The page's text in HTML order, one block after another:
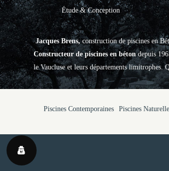
Étude & Conception
Jacques Brens,construction de piscines en
Constructeur de piscines en bétondepuis
le Vaucluse et leurs départements limitrophes.
Piscines Contemporaines Piscines